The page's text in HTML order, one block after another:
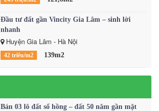
Đầu tư đất gần Vincity Gia Lâm – sinh lời
nhanh
Huyện Gia Lâm - Hà Nội
42 triêu/m2 139m2
Bán 03 lô đất sổ hồng – đất 50 năm gần mặt